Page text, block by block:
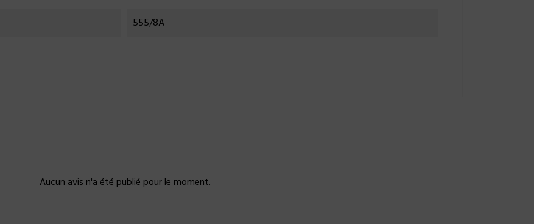
555/8A
Aucun avis n'a été publié pour le moment.